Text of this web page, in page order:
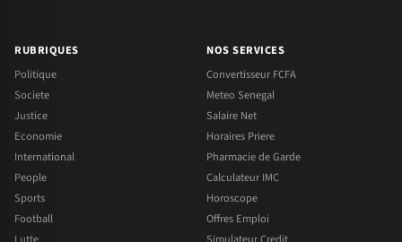
RUBRIQUES
Politique
Societe
Justice
Economie
International
People
Sports
Football
NOS SERVICES
Convertisseur FCFA
Meteo Senegal
Salaire Net
Horaires Priere
Pharmacie de Garde
Calculateur IMC
Horoscope
Offres Emploi